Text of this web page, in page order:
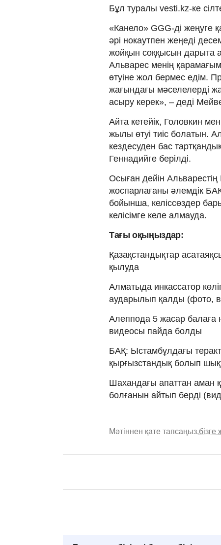
Бұл туралы vesti.kz-ке
«Канело» GGG-ді жеңуге
әрі нокаутпен жеңеді
жойқын соққысын дарыта
Альварес менің
өтуіне жол бермес едім.
жағындағы мәселелерді
асыру керек», ­– деді
Айта кетейік, Головкин
жылы өтуі тиіс болатын.
кездесуден бас
Геннадийге берілді.
Осыған дейін
жоспарлағаны әлемдік
бойынша, келіссөздер
келісімге келе алмауда.
Тағы оқыңыздар:
Қазақстандықтар
қылуда
Алматыда инкассатор
аударылып қалды (фото,
Алеппода 5 жасар балаға
видеосы пайда болды
БАҚ: Ыстамбұлдағы
қырғызстандық болып
Шахандағы апаттан аман
болғанын айтып берді
Мәтіннен қате тапсаңыз,